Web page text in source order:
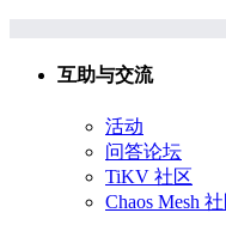
互助与交流
活动
问答论坛
TiKV 社区
Chaos Mesh